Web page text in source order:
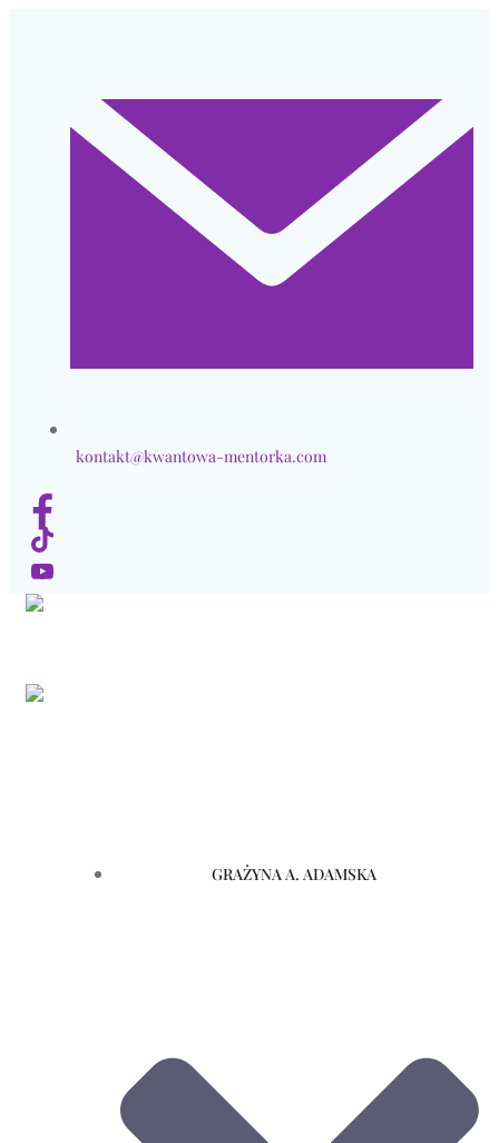
kontakt@kwantowa-mentorka.com
GRAŻYNA A. ADAMSKA